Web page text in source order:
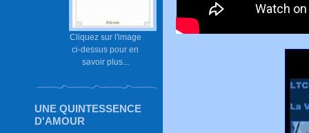
Cliquez sur l'image
ci-dessus pour en
savoir plus...
UNE QUINTESSENCE
D'AMOUR